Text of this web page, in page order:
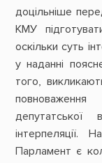
доцільніше
КМУ
оскільки суть
у наданні
того,
інтерпеляції.
Парламент є